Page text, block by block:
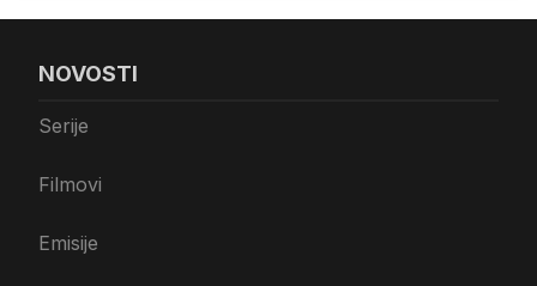
NOVOSTI
Serije
Filmovi
Emisije